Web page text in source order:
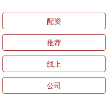
配资
推荐
线上
公司